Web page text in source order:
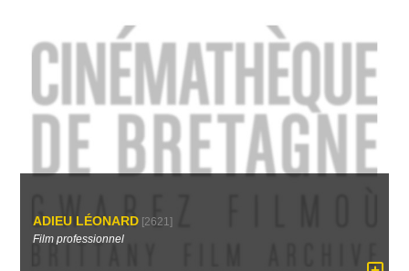
ADIEU LÉONARD[2621]
Film professionnel